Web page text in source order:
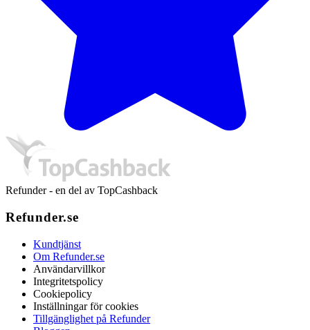
Refunder - en del av TopCashback
Refunder.se
Kundtjänst
Om Refunder.se
Användarvillkor
Integritetspolicy
Cookiepolicy
Inställningar för cookies
Tillgänglighet på Refunder